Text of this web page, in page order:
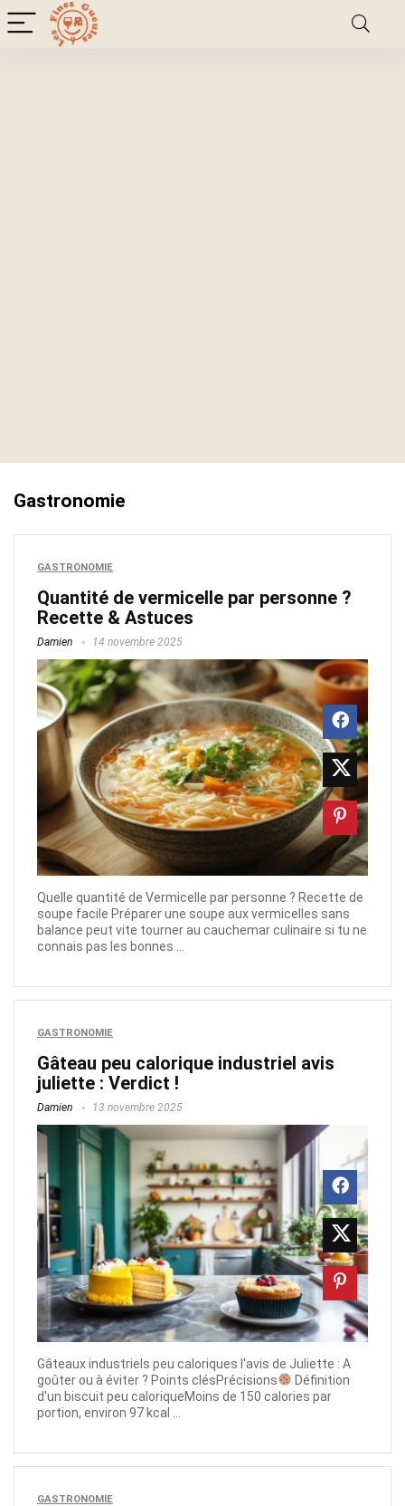
Gastronomie
GASTRONOMIE
Quantité de vermicelle par personne ?
Recette & Astuces
Damien 14 novembre 2025
Quelle quantité de Vermicelle par personne ? Recette de
soupe facile Préparer une soupe aux vermicelles sans
balance peut vite tourner au cauchemar culinaire si tu ne
connais pas les bonnes ...
GASTRONOMIE
Gâteau peu calorique industriel avis
juliette : Verdict !
Damien 13 novembre 2025
Gâteaux industriels peu caloriques l'avis de Juliette : A
goûter ou à éviter ? Points clésPrécisions
Définition
d'un biscuit peu caloriqueMoins de 150 calories par
portion, environ 97 kcal ...
GASTRONOMIE